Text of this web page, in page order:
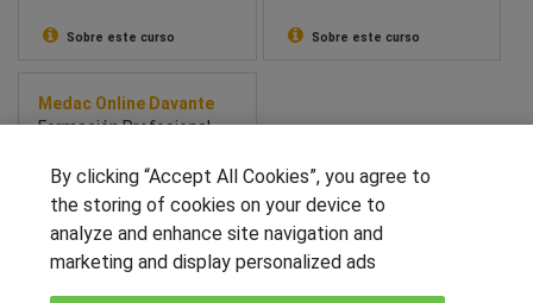
Sobre este curso Sobre este curso
Medac Online Davante
Formación Profesional
Laboratorio de Análisis y
de Control de Calidad
Sobre este curso
By clicking “Accept All Cookies”, you agree to
the storing of cookies on your device to
analyze and enhance site navigation and
marketing and display personalized ads